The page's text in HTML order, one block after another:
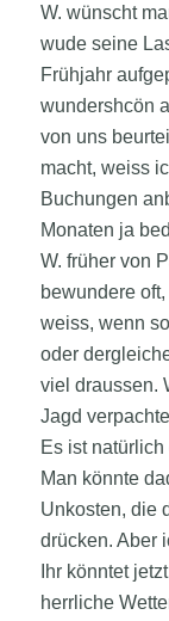
W. wünscht
wude seine
Frühjahr
wundershcön
von uns
macht, weiss
Buchungen
Monaten ja
W. früher von
bewundere
weiss, wenn
oder
viel draussen.
Jagd
Es ist
Man könnte
Unkosten, die
drücken. Aber
Ihr könntet
herrliche